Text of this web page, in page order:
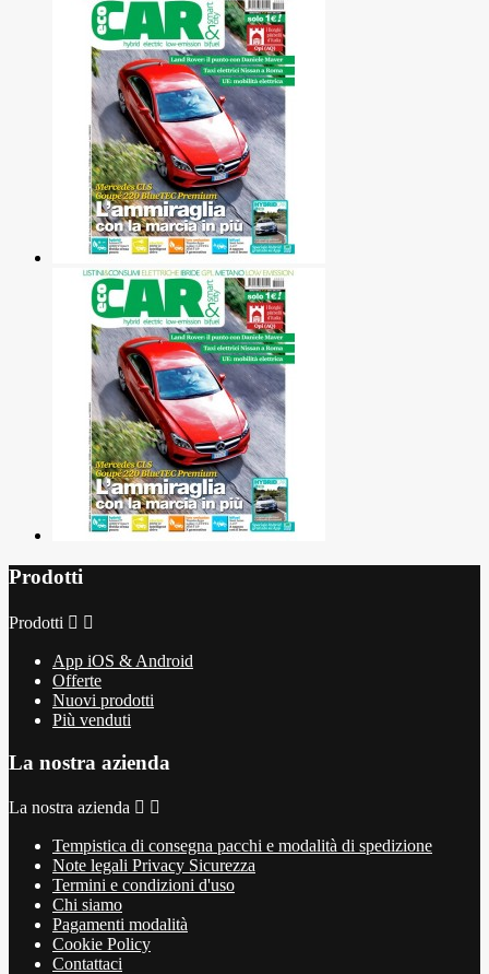
Prodotti
Prodotti  
App iOS & Android
Offerte
Nuovi prodotti
Più venduti
La nostra azienda
La nostra azienda  
Tempistica di consegna pacchi e modalità di spedizione
Note legali Privacy Sicurezza
Termini e condizioni d'uso
Chi siamo
Pagamenti modalità
Cookie Policy
Contattaci